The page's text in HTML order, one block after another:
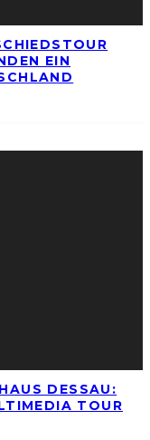
EIN
DESSAU:
TOUR